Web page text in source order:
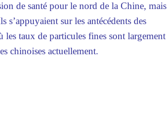
de santé pour le nord de la Chine, mais
s’appuyaient sur les antécédents des
les taux de particules fines sont largement
chinoises actuellement.